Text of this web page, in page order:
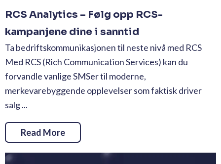
RCS Analytics – Følg opp RCS-
kampanjene dine i sanntid
Ta bedriftskommunikasjonen til neste nivå med RCS
Med RCS (Rich Communication Services) kan du
forvandle vanlige SMSer til moderne,
merkevarebyggende opplevelser som faktisk driver
salg ...
Read More